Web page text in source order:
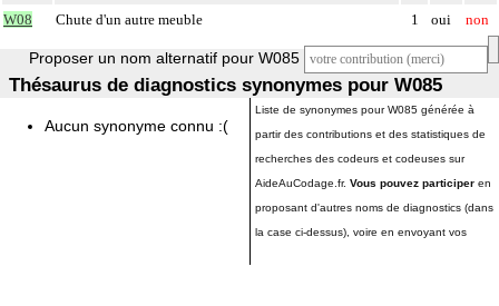
W08 Chute d'un autre meuble 1 oui non
Proposer un nom alternatif pour W085
Thésaurus de diagnostics synonymes pour W085
Aucun synonyme connu :(
Liste de synonymes pour W085 générée à
partir des contributions et des statistiques de
recherches des codeurs et codeuses sur
AideAuCodage.fr. Vous pouvez participer en
proposant d'autres noms de diagnostics (dans
la case ci-dessus), voire en envoyant vos